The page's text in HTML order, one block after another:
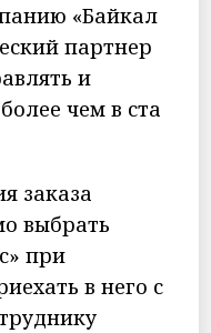
«Байкал
партнер
и
чем в ста
заказа
выбрать
при
в него с